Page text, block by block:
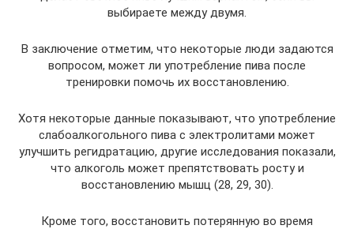
выбираете между двумя.
В заключение отметим, что некоторые люди задаются
вопросом, может ли употребление пива после
тренировки помочь их восстановлению.
Хотя некоторые данные показывают, что употребление
слабоалкогольного пива с электролитами может
улучшить регидратацию, другие исследования показали,
что алкоголь может препятствовать росту и
восстановлению мышц (28, 29, 30).
Кроме того, восстановить потерянную во время